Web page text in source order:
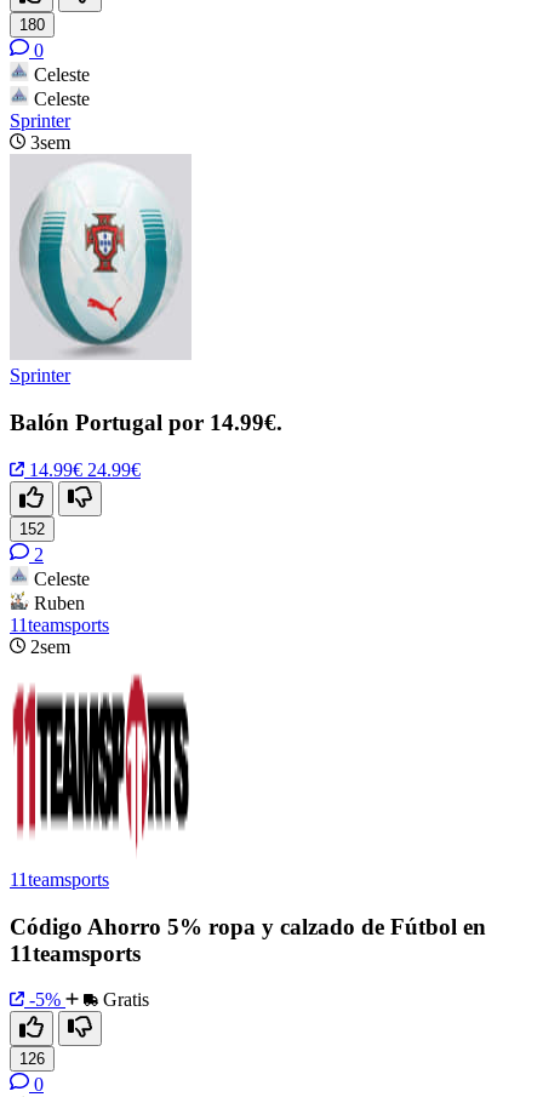
180
0
Celeste
Celeste
Sprinter
3sem
Sprinter
Balón Portugal por 14.99€.
14.99€ 24.99€
152
2
Celeste
Ruben
11teamsports
2sem
11teamsports
Código Ahorro 5% ropa y calzado de Fútbol en
11teamsports
-5% Gratis
126
0